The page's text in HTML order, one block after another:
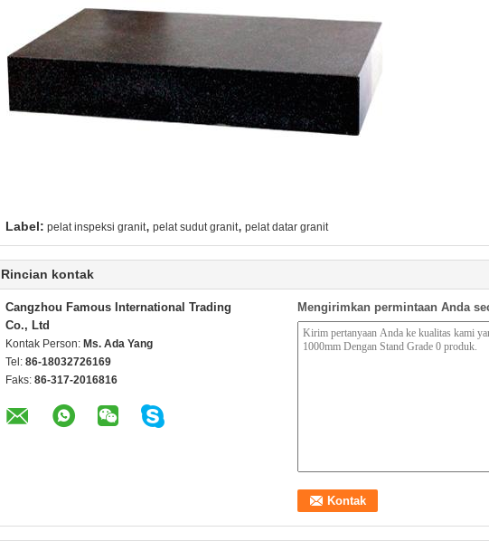
Label: pelat inspeksi granit, pelat sudut granit, pelat datar granit
Rincian kontak
Cangzhou Famous International Trading
Co., Ltd
Kontak Person: Ms. Ada Yang
Tel: 86-18032726169
Faks: 86-317-2016816
Mengirimkan permintaan Anda